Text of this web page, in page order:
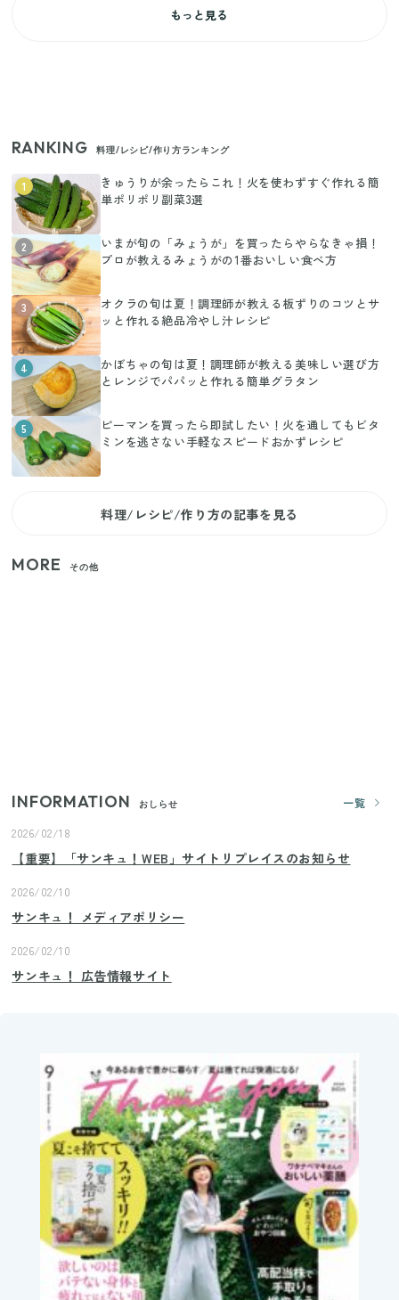
もっと見る
RANKING 料理/レシピ/作り方ランキング
1
きゅうりが余ったらこれ！火を使わずすぐ作れる簡
単ポリポリ副菜3選
2
いまが旬の「みょうが」を買ったらやらなきゃ損！
プロが教えるみょうがの1番おいしい食べ方
3
オクラの旬は夏！調理師が教える板ずりのコツとサ
ッと作れる絶品冷やし汁レシピ
4
かぼちゃの旬は夏！調理師が教える美味しい選び方
とレンジでパパッと作れる簡単グラタン
5
ピーマンを買ったら即試したい！火を通してもビタ
ミンを逃さない手軽なスピードおかずレシピ
料理/レシピ/作り方の記事を見る
MORE その他
INFORMATION おしらせ
一覧
2026/02/18
【重要】「サンキュ！WEB」サイトリプレイスのお知らせ
2026/02/10
サンキュ！ メディアポリシー
2026/02/10
サンキュ！ 広告情報サイト